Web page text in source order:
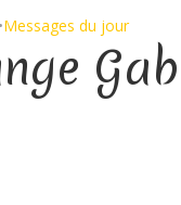
•Messages du jour